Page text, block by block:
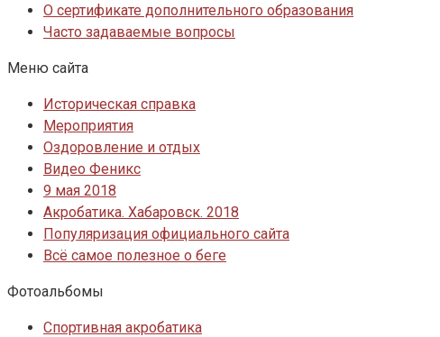
О сертификате дополнительного образования
Часто задаваемые вопросы
Меню сайта
Историческая справка
Мероприятия
Оздоровление и отдых
Видео Феникс
9 мая 2018
Акробатика. Хабаровск. 2018
Популяризация официального сайта
Всё самое полезное о беге
Фотоальбомы
Спортивная акробатика